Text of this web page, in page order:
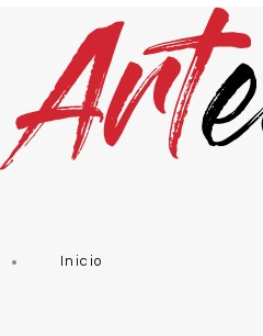
Inicio